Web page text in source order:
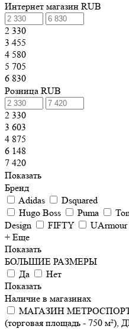
Интернет магазин RUB
2 330
3 455
4 580
5 705
6 830
Розница RUB
2 330
3 603
4 875
6 148
7 420
Показать
Бренд
Adidas
Dsquared
Hugo Boss
Puma
Design
FIFTY
+ Еще
Показать
БОЛЬШИЕ РАЗМЕРЫ
Да
Нет
Показать
Наличие в магазинах
МАГАЗИН МЕТРОСПОРТ,
(торговая площадь - 750 м²),